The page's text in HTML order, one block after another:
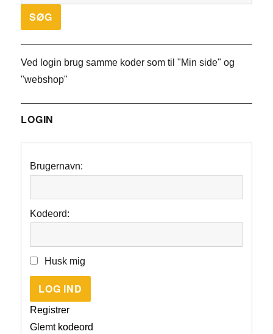
Ved login brug samme koder som til "Min side" og
"webshop"
LOGIN
Brugernavn:
Kodeord:
Husk mig
LOG IND
Registrer
Glemt kodeord